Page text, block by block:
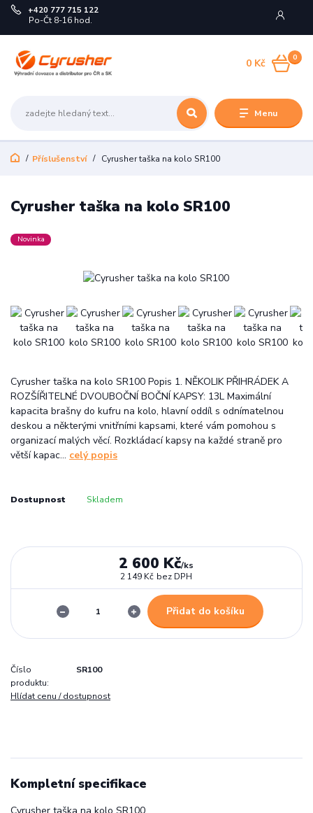
Menu
+420 777 715 122
Po-Čt 8-16 hod.
0
0 Kč
Příslušenství Cyrusher taška na kolo SR100
Cyrusher taška na kolo SR100
Novinka
Cyrusher taška na kolo SR100 Popis 1. NĚKOLIK PŘIHRÁDEK A
ROZŠÍŘITELNÉ DVOUBOČNÍ BOČNÍ KAPSY: 13L Maximální
kapacita brašny do kufru na kolo, hlavní oddíl s odnímatelnou
deskou a některými vnitřními kapsami, které vám pomohou s
organizací malých věcí. Rozkládací kapsy na každé straně pro
větší kapac... celý popis
Dostupnost Skladem
2 600 Kč/ks
2 149 Kč bez DPH
Přidat do košíku
Číslo
produktu:
SR100
Hlídat cenu / dostupnost
Kompletní specifikace